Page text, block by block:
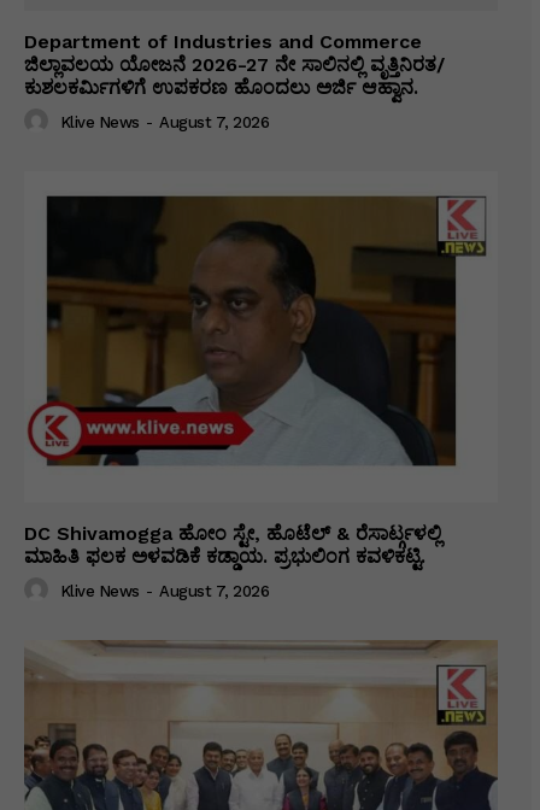
Department of Industries and Commerce
ಜಿಲ್ಲಾವಲಯ ಯೋಜನೆ 2026-27 ನೇ ಸಾಲಿನಲ್ಲಿ ವೃತ್ತಿನಿರತ/
ಕುಶಲಕರ್ಮಿಗಳಿಗೆ ಉಪಕರಣ ಹೊಂದಲು ಅರ್ಜಿ ಆಹ್ವಾನ.
Klive News - August 7, 2026
DC Shivamogga ಹೋಂ ಸ್ಟೇ, ಹೊಟೆಲ್ & ರೆಸಾರ್ಟ್ಗಳಲ್ಲಿ
ಮಾಹಿತಿ ಫಲಕ ಅಳವಡಿಕೆ ಕಡ್ಡಾಯ. ಪ್ರಭುಲಿಂಗ ಕವಳಿಕಟ್ಟಿ.
Klive News - August 7, 2026